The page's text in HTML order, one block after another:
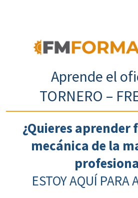
Aprende el
TORNERO –
¿Quieres aprender
mecánica de la
ESTOY AQUÍ PARA